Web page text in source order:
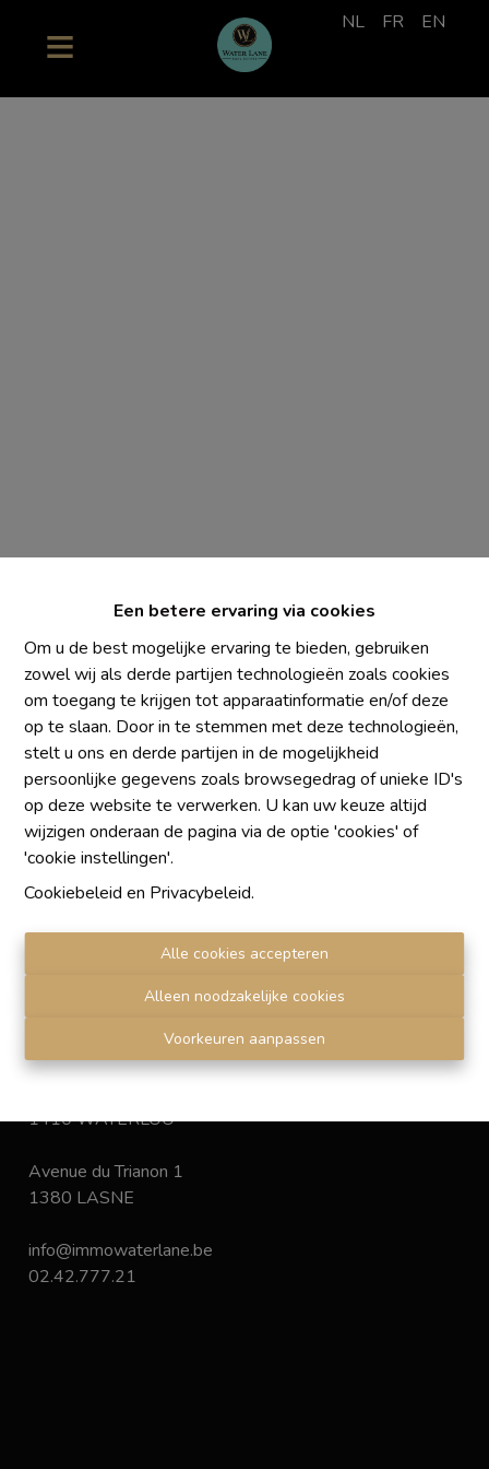
Een betere ervaring via cookies
Om u de best mogelijke ervaring te bieden, gebruiken
zowel wij als derde partijen technologieën zoals cookies
om toegang te krijgen tot apparaatinformatie en/of deze
op te slaan. Door in te stemmen met deze technologieën,
stelt u ons en derde partijen in de mogelijkheid
persoonlijke gegevens zoals browsegedrag of unieke ID's
op deze website te verwerken. U kan uw keuze altijd
wijzigen onderaan de pagina via de optie 'cookies' of
'cookie instellingen'.
Cookiebeleid en Privacybeleid.
Alle cookies accepteren
Alleen noodzakelijke cookies
Voorkeuren aanpassen
NL FR EN
Chaque agence est juridiquement et financièrement
indépendante
SRL IMMO Water Lane - TVA BE 0755330288
Agrétion I.P.I. N° 510.423
RC professionnelle et cautionnement vis AXA Belgium
N° 730.390.160
Institut professionnel des agents immobiliers, rue du
Luxembourg 16 B, 1000 Bruxelles. Le
déontologiede l'Institut professionnel des agents
Privacy statement
1410 WATERLOO
Avenue du Trianon 1
1380 LASNE
info@immowaterlane.be
02.42.777.21